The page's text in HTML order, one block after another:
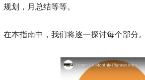
规划，月总结等等。
在本指南中，我们将逐一探讨每个部分。